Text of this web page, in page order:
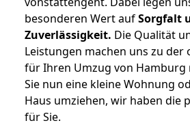
besonderen Wert aufSorgfalt
Zuverlässigkeit. Die Qualität
Leistungen machen uns zu der
für Ihren Umzug von Hamburg
Sie nun eine kleine Wohnung
Haus umziehen, wir haben die
für Sie.